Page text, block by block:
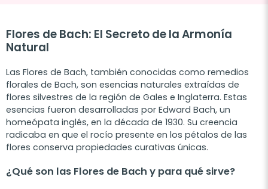
Flores de Bach: El Secreto de la Armonía
Natural
Las Flores de Bach, también conocidas como remedios
florales de Bach, son esencias naturales extraídas de
flores silvestres de la región de Gales e Inglaterra. Estas
esencias fueron desarrolladas por Edward Bach, un
homeópata inglés, en la década de 1930. Su creencia
radicaba en que el rocío presente en los pétalos de las
flores conserva propiedades curativas únicas.
¿Qué son las Flores de Bach y para qué sirve?